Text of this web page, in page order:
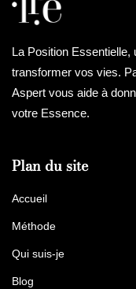
La Position Essentielle,
transformer vos vies.
Aspert vous aide à
votre Essence.
Plan du site
Accueil
Méthode
Qui suis-je
Blog